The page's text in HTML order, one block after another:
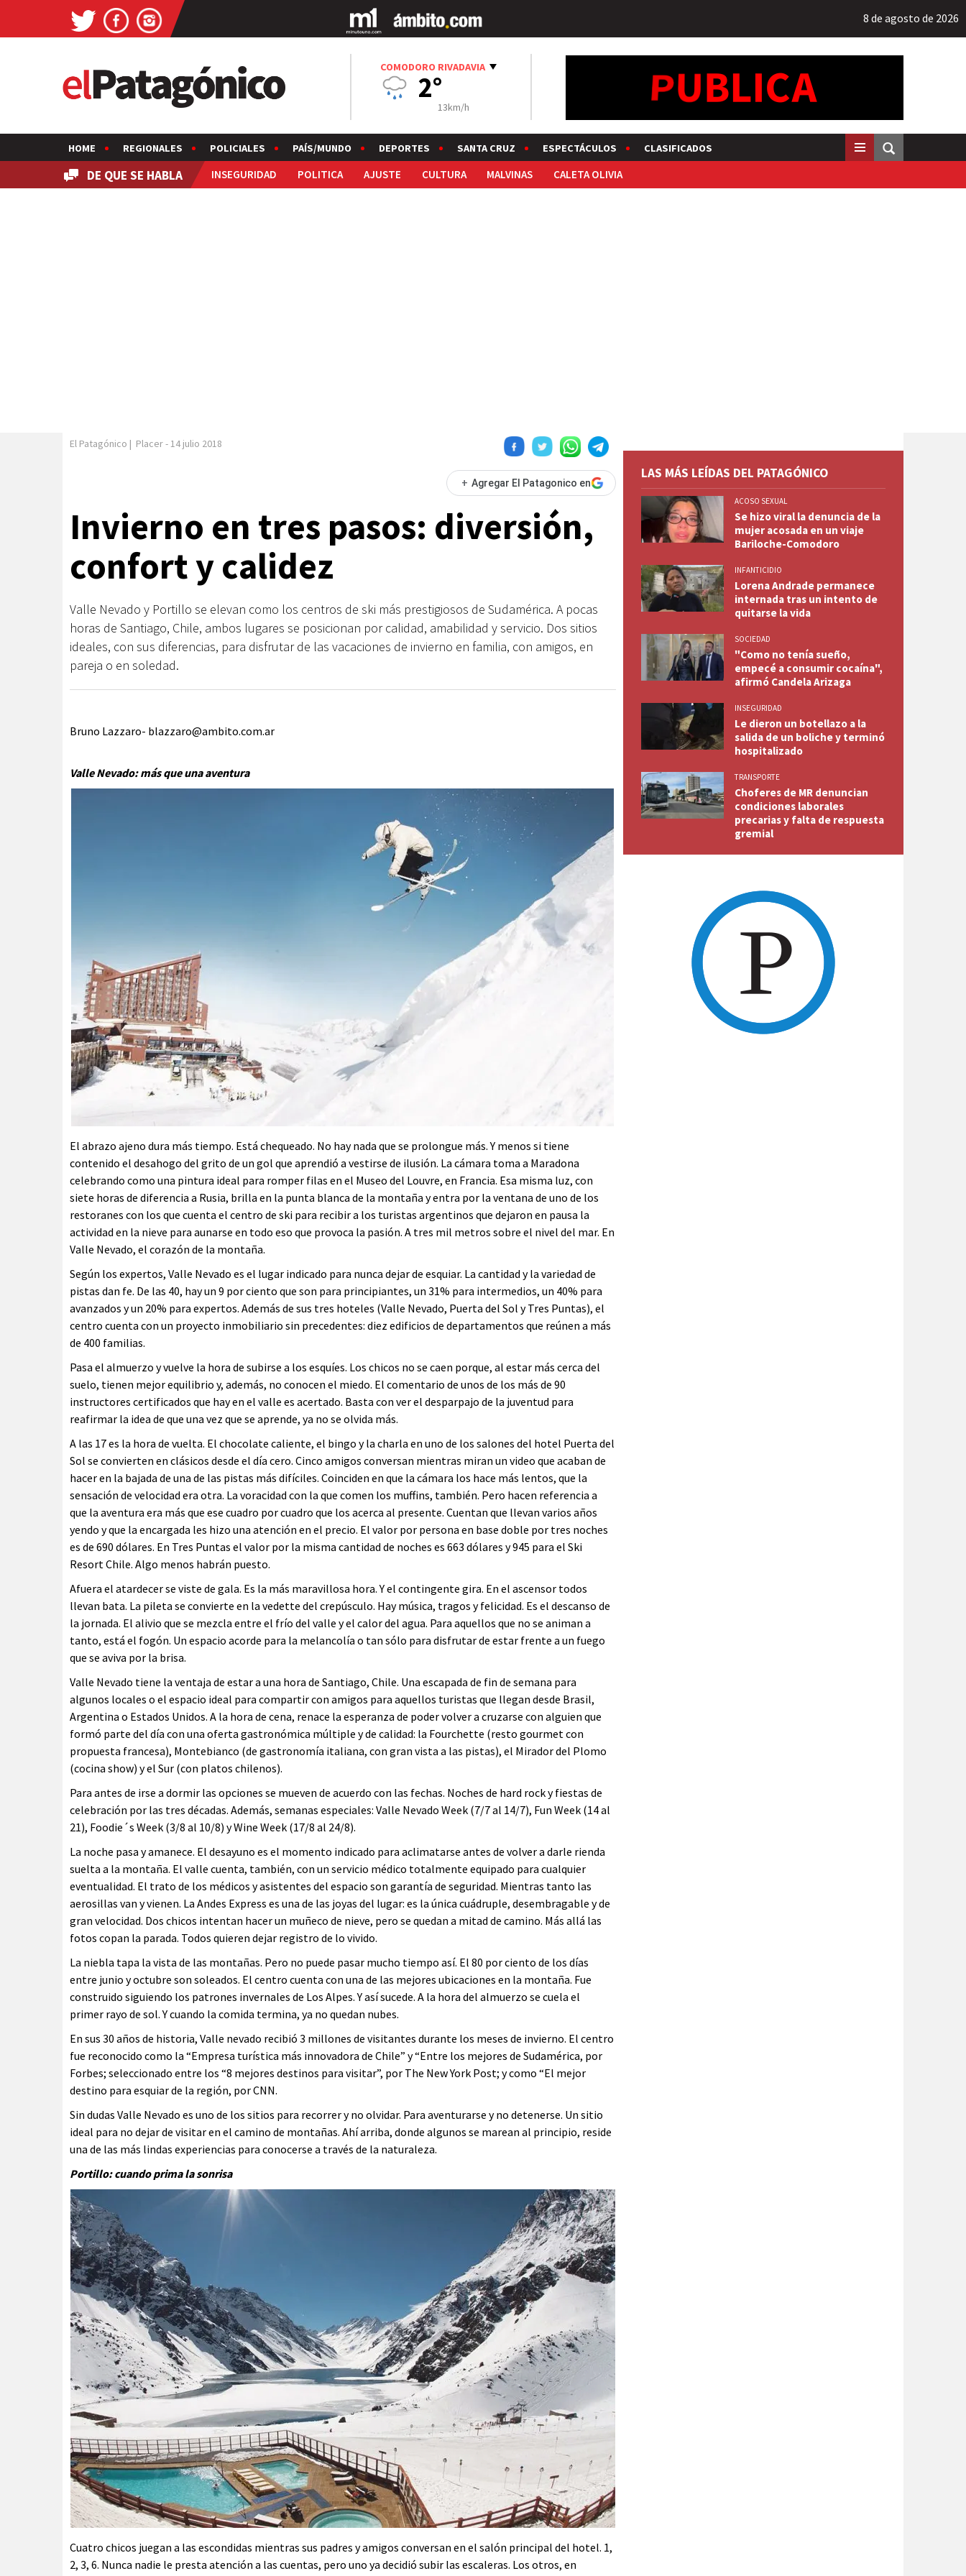
8 de agosto de 2026
COMODORO RIVADAVIA
2°
13km/h
HOME REGIONALES POLICIALES PAÍS/MUNDO DEPORTES SANTA CRUZ ESPECTÁCULOS CLASIFICADOS
DE QUE SE HABLA INSEGURIDAD POLITICA AJUSTE CULTURA MALVINAS CALETA OLIVIA
El Patagónico | Placer- 14 julio 2018
+ Agregar El Patagonico en
Invierno en tres pasos: diversión,
confort y calidez
Valle Nevado y Portillo se elevan como los centros de ski más prestigiosos de Sudamérica. A pocas
horas de Santiago, Chile, ambos lugares se posicionan por calidad, amabilidad y servicio. Dos sitios
ideales, con sus diferencias, para disfrutar de las vacaciones de invierno en familia, con amigos, en
pareja o en soledad.
Bruno Lazzaro- blazzaro@ambito.com.ar
Valle Nevado: más que una aventura
El abrazo ajeno dura más tiempo. Está chequeado. No hay nada que se prolongue más. Y menos si tiene
contenido el desahogo del grito de un gol que aprendió a vestirse de ilusión. La cámara toma a Maradona
celebrando como una pintura ideal para romper filas en el Museo del Louvre, en Francia. Esa misma luz, con
siete horas de diferencia a Rusia, brilla en la punta blanca de la montaña y entra por la ventana de uno de los
restoranes con los que cuenta el centro de ski para recibir a los turistas argentinos que dejaron en pausa la
actividad en la nieve para aunarse en todo eso que provoca la pasión. A tres mil metros sobre el nivel del mar. En
Valle Nevado, el corazón de la montaña.
Según los expertos, Valle Nevado es el lugar indicado para nunca dejar de esquiar. La cantidad y la variedad de
pistas dan fe. De las 40, hay un 9 por ciento que son para principiantes, un 31% para intermedios, un 40% para
avanzados y un 20% para expertos. Además de sus tres hoteles (Valle Nevado, Puerta del Sol y Tres Puntas), el
centro cuenta con un proyecto inmobiliario sin precedentes: diez edificios de departamentos que reúnen a más
de 400 familias.
Pasa el almuerzo y vuelve la hora de subirse a los esquíes. Los chicos no se caen porque, al estar más cerca del
suelo, tienen mejor equilibrio y, además, no conocen el miedo. El comentario de unos de los más de 90
instructores certificados que hay en el valle es acertado. Basta con ver el desparpajo de la juventud para
reafirmar la idea de que una vez que se aprende, ya no se olvida más.
A las 17 es la hora de vuelta. El chocolate caliente, el bingo y la charla en uno de los salones del hotel Puerta del
Sol se convierten en clásicos desde el día cero. Cinco amigos conversan mientras miran un video que acaban de
hacer en la bajada de una de las pistas más difíciles. Coinciden en que la cámara los hace más lentos, que la
sensación de velocidad era otra. La voracidad con la que comen los muffins, también. Pero hacen referencia a
que la aventura era más que ese cuadro por cuadro que los acerca al presente. Cuentan que llevan varios años
yendo y que la encargada les hizo una atención en el precio. El valor por persona en base doble por tres noches
es de 690 dólares. En Tres Puntas el valor por la misma cantidad de noches es 663 dólares y 945 para el Ski
Resort Chile. Algo menos habrán puesto.
Afuera el atardecer se viste de gala. Es la más maravillosa hora. Y el contingente gira. En el ascensor todos
llevan bata. La pileta se convierte en la vedette del crepúsculo. Hay música, tragos y felicidad. Es el descanso de
la jornada. El alivio que se mezcla entre el frío del valle y el calor del agua. Para aquellos que no se animan a
tanto, está el fogón. Un espacio acorde para la melancolía o tan sólo para disfrutar de estar frente a un fuego
que se aviva por la brisa.
Valle Nevado tiene la ventaja de estar a una hora de Santiago, Chile. Una escapada de fin de semana para
algunos locales o el espacio ideal para compartir con amigos para aquellos turistas que llegan desde Brasil,
Argentina o Estados Unidos. A la hora de cena, renace la esperanza de poder volver a cruzarse con alguien que
formó parte del día con una oferta gastronómica múltiple y de calidad: la Fourchette (resto gourmet con
propuesta francesa), Montebianco (de gastronomía italiana, con gran vista a las pistas), el Mirador del Plomo
(cocina show) y el Sur (con platos chilenos).
Para antes de irse a dormir las opciones se mueven de acuerdo con las fechas. Noches de hard rock y fiestas de
celebración por las tres décadas. Además, semanas especiales: Valle Nevado Week (7/7 al 14/7), Fun Week (14 al
21), Foodie´s Week (3/8 al 10/8) y Wine Week (17/8 al 24/8).
La noche pasa y amanece. El desayuno es el momento indicado para aclimatarse antes de volver a darle rienda
suelta a la montaña. El valle cuenta, también, con un servicio médico totalmente equipado para cualquier
eventualidad. El trato de los médicos y asistentes del espacio son garantía de seguridad. Mientras tanto las
aerosillas van y vienen. La Andes Express es una de las joyas del lugar: es la única cuádruple, desembragable y de
gran velocidad. Dos chicos intentan hacer un muñeco de nieve, pero se quedan a mitad de camino. Más allá las
fotos copan la parada. Todos quieren dejar registro de lo vivido.
La niebla tapa la vista de las montañas. Pero no puede pasar mucho tiempo así. El 80 por ciento de los días
entre junio y octubre son soleados. El centro cuenta con una de las mejores ubicaciones en la montaña. Fue
construido siguiendo los patrones invernales de Los Alpes. Y así sucede. A la hora del almuerzo se cuela el
primer rayo de sol. Y cuando la comida termina, ya no quedan nubes.
En sus 30 años de historia, Valle nevado recibió 3 millones de visitantes durante los meses de invierno. El centro
fue reconocido como la “Empresa turística más innovadora de Chile” y “Entre los mejores de Sudamérica, por
Forbes; seleccionado entre los “8 mejores destinos para visitar”, por The New York Post; y como “El mejor
destino para esquiar de la región, por CNN.
Sin dudas Valle Nevado es uno de los sitios para recorrer y no olvidar. Para aventurarse y no detenerse. Un sitio
ideal para no dejar de visitar en el camino de montañas. Ahí arriba, donde algunos se marean al principio, reside
una de las más lindas experiencias para conocerse a través de la naturaleza.
Portillo: cuando prima la sonrisa
Cuatro chicos juegan a las escondidas mientras sus padres y amigos conversan en el salón principal del hotel. 1,
2, 3, 6. Nunca nadie le presta atención a las cuentas, pero uno ya decidió subir las escaleras. Los otros, en
LAS MÁS LEÍDAS DEL PATAGÓNICO
ACOSO SEXUAL
Se hizo viral la denuncia de la
mujer acosada en un viaje
Bariloche-Comodoro
INFANTICIDIO
Lorena Andrade permanece
internada tras un intento de
quitarse la vida
SOCIEDAD
"Como no tenía sueño,
empecé a consumir cocaína",
afirmó Candela Arizaga
INSEGURIDAD
Le dieron un botellazo a la
salida de un boliche y terminó
hospitalizado
TRANSPORTE
Choferes de MR denuncian
condiciones laborales
precarias y falta de respuesta
gremial